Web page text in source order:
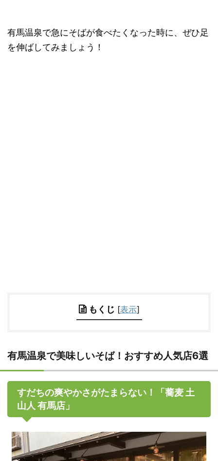
有馬温泉で急にそばが食べたくなった時に、ぜひ足
を伸ばしてみましょう！
もくじ [表示]
有馬温泉で美味しいそば！おすすめ人気店6選
すだちの爽やかさがたまらない！「蕎麦 土
山人 有馬店」